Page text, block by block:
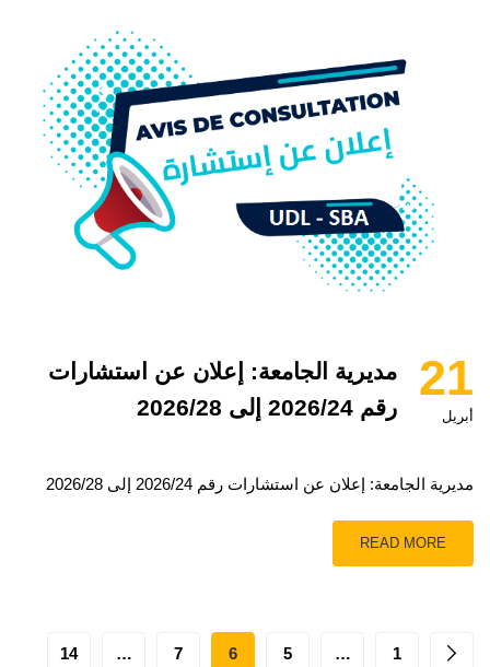
21
أبريل
مديرية الجامعة: إعلان عن استشارات
رقم 2026/24 إلى 2026/28
مديرية الجامعة: إعلان عن استشارات رقم 2026/24 إلى 2026/28
READ MORE
1
…
5
6
7
…
14